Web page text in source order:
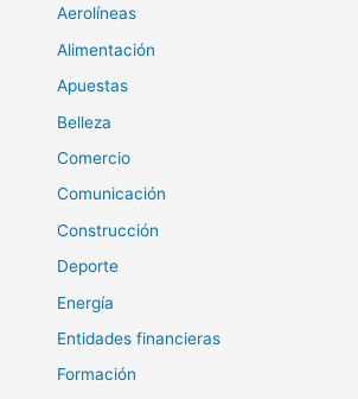
Aerolíneas
Alimentación
Apuestas
Belleza
Comercio
Comunicación
Construcción
Deporte
Energía
Entidades financieras
Formación